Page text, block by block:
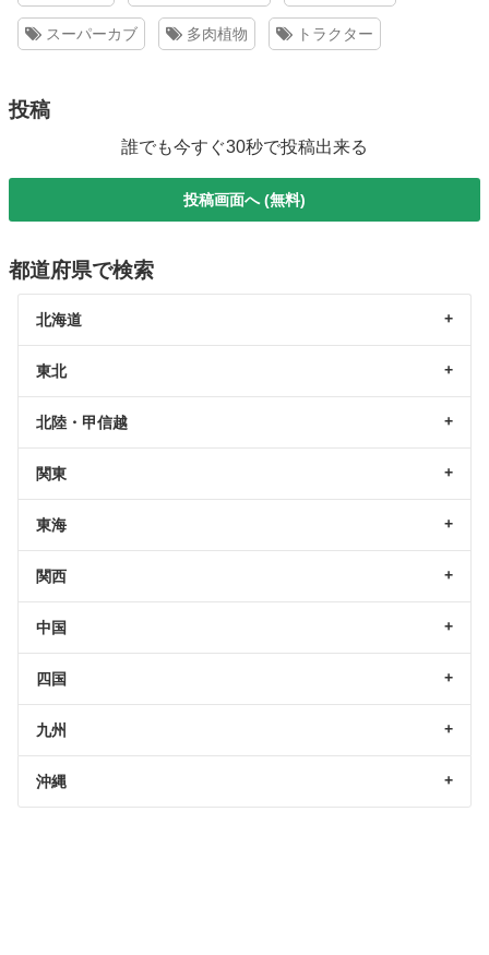
スーパーカブ 多肉植物 トラクター
投稿
誰でも今すぐ30秒で投稿出来る
投稿画面へ (無料)
都道府県で検索
北海道
東北
北陸・甲信越
関東
東海
関西
中国
四国
九州
沖縄